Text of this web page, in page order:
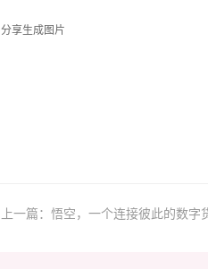
分享生成图片
上一篇：悟空，一个连接彼此的数字